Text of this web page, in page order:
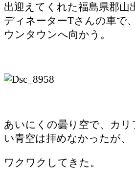
出迎えてくれた福島県郡山
ディネーターTさんの車で
ウンタウンへ向かう。
あいにくの曇り空で、カリ
い青空は拝めなかったが、
ワクワクしてきた。